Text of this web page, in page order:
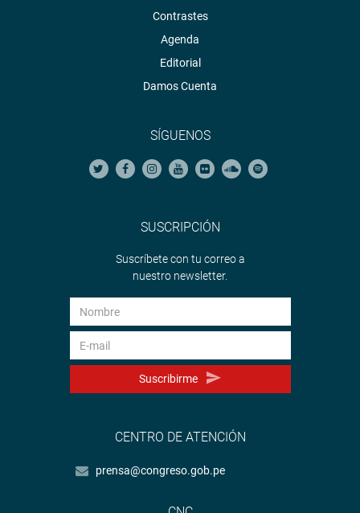
Contrastes
Agenda
Editorial
Damos Cuenta
SÍGUENOS
SUSCRIPCIÓN
Suscríbete con tu correo a
nuestro newsletter.
Suscribirme
CENTRO DE ATENCIÓN
prensa@congreso.gob.pe